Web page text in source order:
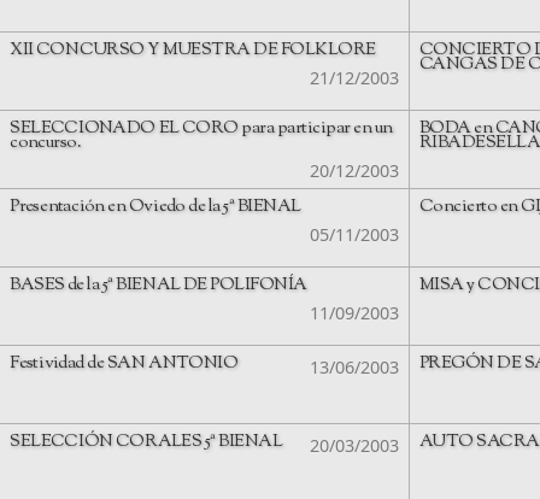
XII CONCURSO Y MUESTRA DE FOLKLORE
21/12/2003
CONCIERTO
CANGAS DE
SELECCIONADO EL CORO para participar en un
concurso.
20/12/2003
BODA en
RIBADESELLA
Presentación en Oviedo de la 5ª BIENAL
05/11/2003
Concierto en
BASES de la 5ª BIENAL DE POLIFONÍA
11/09/2003
MISA y
Festividad de SAN ANTONIO 13/06/2003 PREGÓN DE
SELECCIÓN CORALES 5ª BIENAL 20/03/2003 AUTO